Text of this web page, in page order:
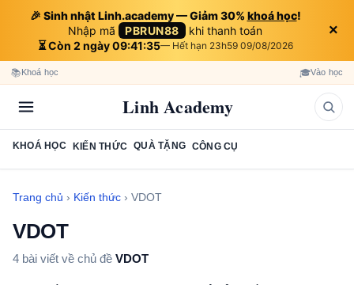
🎉 Sinh nhật Linh.academy — Giảm 30% khoá học!
Nhập mã PBRUN88 khi thanh toán
⏳ Còn 2 ngày 09:41:35— Hết hạn 23h59 09/08/2026
×
📚Khoá học 🎓Vào học
Linh Academy
KHOÁ HỌC KIẾN THỨC QUÀ TẶNG CÔNG CỤ
Trang chủ › Kiến thức › VDOT
VDOT
4 bài viết về chủ đề VDOT